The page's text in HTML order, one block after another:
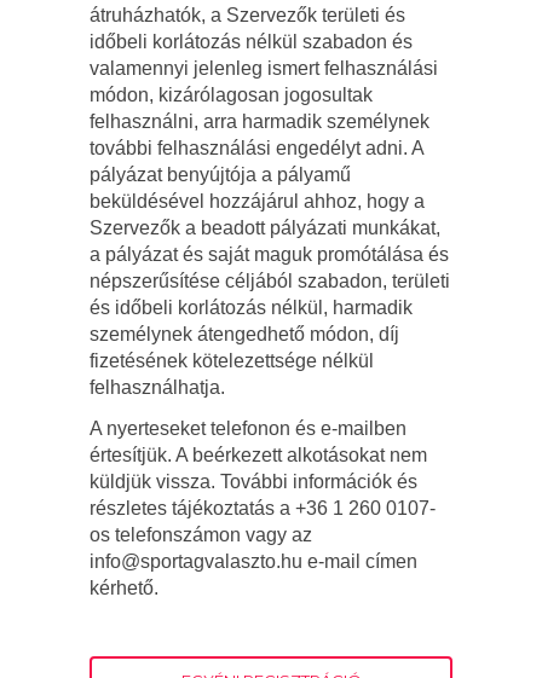
átruházhatók, a Szervezők területi és
időbeli korlátozás nélkül szabadon és
valamennyi jelenleg ismert felhasználási
módon, kizárólagosan jogosultak
felhasználni, arra harmadik személynek
további felhasználási engedélyt adni. A
pályázat benyújtója a pályamű
beküldésével hozzájárul ahhoz, hogy a
Szervezők a beadott pályázati munkákat,
a pályázat és saját maguk promótálása és
népszerűsítése céljából szabadon, területi
és időbeli korlátozás nélkül, harmadik
személynek átengedhető módon, díj
fizetésének kötelezettsége nélkül
felhasználhatja.
A nyerteseket telefonon és e-mailben
értesítjük. A beérkezett alkotásokat nem
küldjük vissza. További információk és
részletes tájékoztatás a +36 1 260 0107-
os telefonszámon vagy az
info@sportagvalaszto.hu e-mail címen
kérhető.